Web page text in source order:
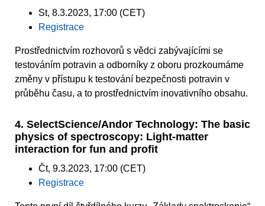
St, 8.3.2023, 17:00 (CET)
Registrace
Prostřednictvím rozhovorů s vědci zabývajícími se
testováním potravin a odborníky z oboru prozkoumáme
změny v přístupu k testování bezpečnosti potravin v
průběhu času, a to prostřednictvím inovativního obsahu.
4. SelectScience/Andor Technology: The basic
physics of spectroscopy: Light-matter
interaction for fun and profit
Čt, 9.3.2023, 17:00 (CET)
Registrace